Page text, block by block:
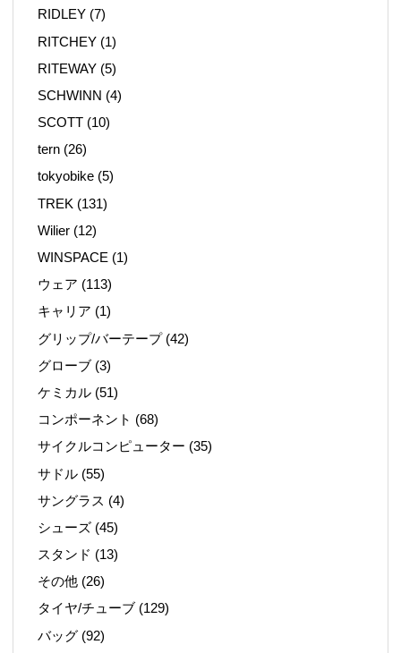
RIDLEY (7)
RITCHEY (1)
RITEWAY (5)
SCHWINN (4)
SCOTT (10)
tern (26)
tokyobike (5)
TREK (131)
Wilier (12)
WINSPACE (1)
ウェア (113)
キャリア (1)
グリップ/バーテープ(42)
グローブ (3)
ケミカル (51)
コンポーネント (68)
サイクルコンピューター (35)
サドル (55)
サングラス (4)
シューズ (45)
スタンド (13)
その他 (26)
タイヤ/チューブ (129)
バッグ (92)